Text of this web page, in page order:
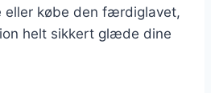
eller købe den færdiglavet,
helt sikkert glæde dine